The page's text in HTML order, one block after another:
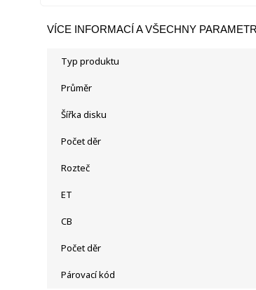
VÍCE INFORMACÍ A VŠECHNY
Typ produktu
Průměr
Šířka disku
Počet děr
Rozteč
ET
CB
Počet děr
Párovací kód